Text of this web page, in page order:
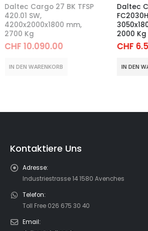
Daltec Cargo 20 BK
FC2030HD PW,
3050x1800x1800 mm,
2000 Kg
CHF6.552.00
IN DEN WARENKORB
Daltec
Kg
Kontaktiere Uns
Adresse:
Industriestrasse 14 1580 Avenches
Telefon:
Toll Free 026 675 30 40
Email: